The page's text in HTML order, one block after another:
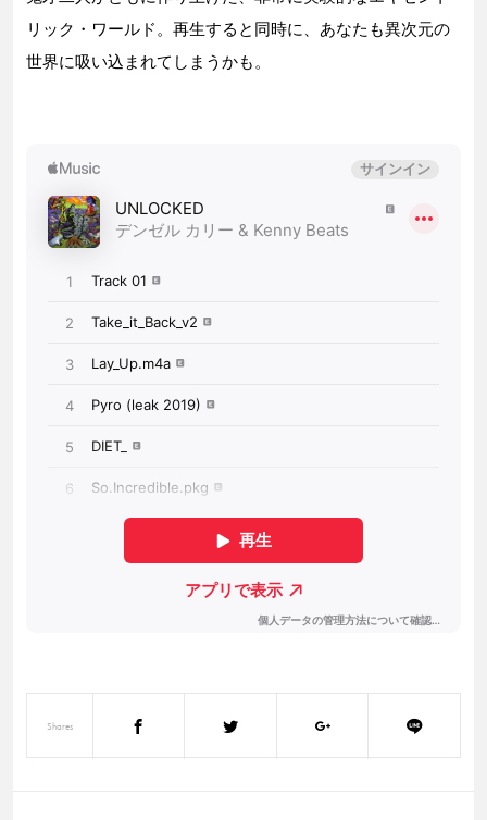
リック・ワールド。再生すると同時に、あなたも異次元の
世界に吸い込まれてしまうかも。
Shares